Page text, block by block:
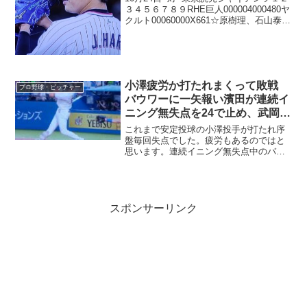
３４５６７８９RHE巨人000004000480ヤ
クルト00060000X661☆原樹理、石山泰
プロ野球・ピッチャー
小澤疲労か打たれまくって敗戦
バウワーに一矢報い濱田が連続イ
ニング無失点を24で止め、武岡は
プロ初本塁打
これまで安定投球の小澤投手が打たれ序
盤毎回失点でした。疲労もあるのではと
思います。連続イニング無失点中のバウ
スポンサーリンク